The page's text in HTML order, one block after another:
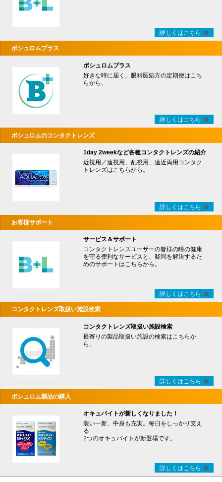
詳しくはこちら
ボシュロムプラス
ボシュロムプラス
好きな時に届く、眼科医処方の定期便はこち
らから。
詳しくはこちら
ボシュロムのコンタクトレンズ
1day 2weekなど各種コンタクトレンズの紹介
近視用／遠視用、乱視用、遠近両用コンタク
トレンズはこちらから。
詳しくはこちら
お客様サポート
サービス＆サポート
コンタクトレンズユーザーの皆様の瞳の健康
を守る便利なサービスと、疑問を解決するた
めのサポートはこちらから。
詳しくはこちら
コンタクトレンズ取扱い施設検索
コンタクトレンズ取扱い施設検索
最寄りの製品取扱い施設の検索はこちらか
ら。
詳しくはこちら
ボシュロム製品の購入
オキュバイトが新しくなりました！
装い一新、中身も充実。毎日をしっかり支え
る
2つのオキュバイトが新登場です。
詳しくはこちら